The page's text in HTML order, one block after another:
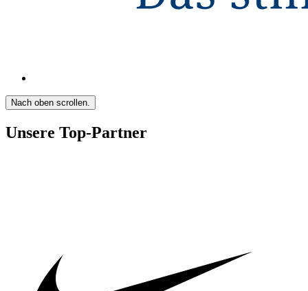
Nach oben scrollen.
Unsere Top-Partner